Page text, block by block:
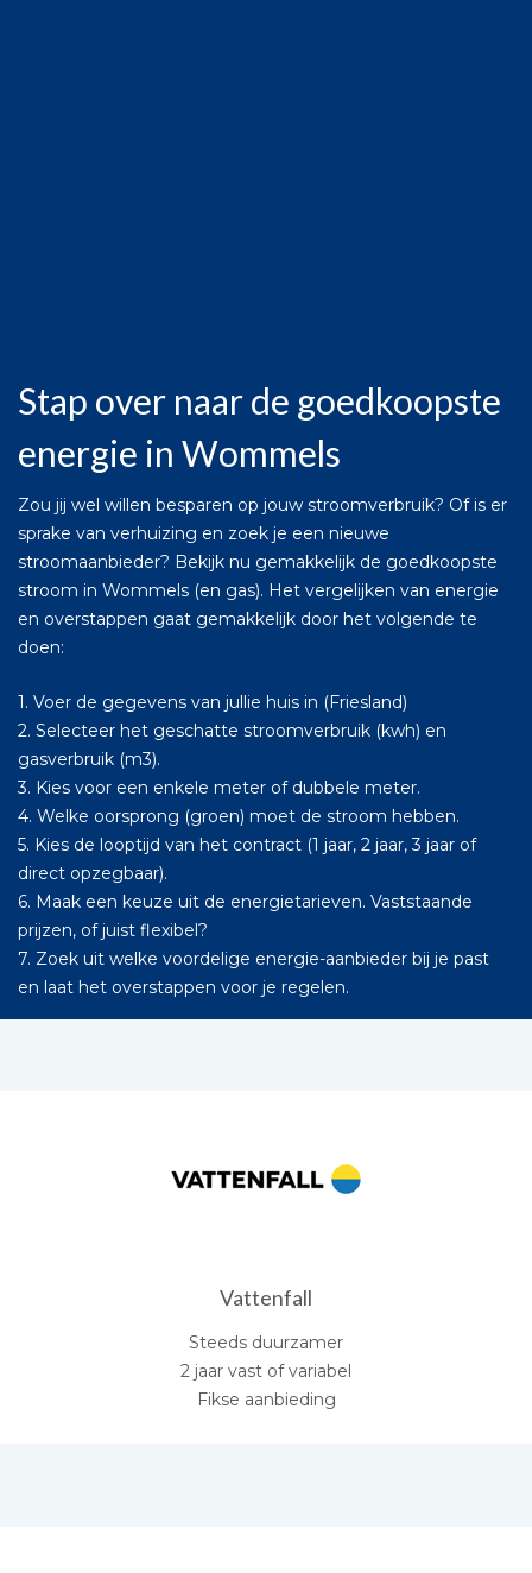
Stap over naar de goedkoopste
energie in Wommels
Zou jij wel willen besparen op jouw stroomverbruik? Of is er
sprake van verhuizing en zoek je een nieuwe
stroomaanbieder? Bekijk nu gemakkelijk de goedkoopste
stroom in Wommels (en gas). Het vergelijken van energie
en overstappen gaat gemakkelijk door het volgende te
doen:
1. Voer de gegevens van jullie huis in (Friesland)
2. Selecteer het geschatte stroomverbruik (kwh) en
gasverbruik (m3).
3. Kies voor een enkele meter of dubbele meter.
4. Welke oorsprong (groen) moet de stroom hebben.
5. Kies de looptijd van het contract (1 jaar, 2 jaar, 3 jaar of
direct opzegbaar).
6. Maak een keuze uit de energietarieven. Vaststaande
prijzen, of juist flexibel?
7. Zoek uit welke voordelige energie-aanbieder bij je past
en laat het overstappen voor je regelen.
Vattenfall
Steeds duurzamer
2 jaar vast of variabel
Fikse aanbieding